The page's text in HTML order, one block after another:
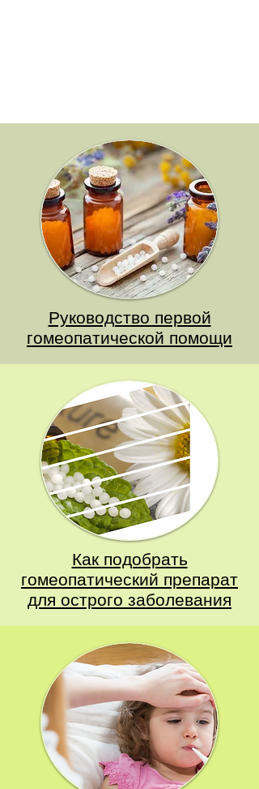
Руководство первой
гомеопатической помощи
Как подобрать
гомеопатический препарат
для острого заболевания